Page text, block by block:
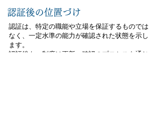
​認証後の位置づけ
認証は、特定の職能や立場を保証するものでは
なく、一定水準の能力が確認された状態を示し
ます。
認証後も、制度は更新・確認のプロセスを通じ